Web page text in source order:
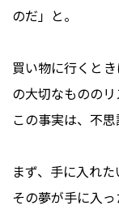
のだ」と。
買い物に行くと
の大切なもののリ
この事実は、不思
まず、手に入れ
その夢が手に入っ